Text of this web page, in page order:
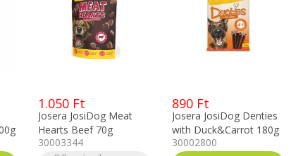
1.050 Ft
Josera JosiDog Meat
Hearts Beef 70g
30003344
890 Ft
Josera JosiDog Denties
with Duck&Carrot 180g
30002800